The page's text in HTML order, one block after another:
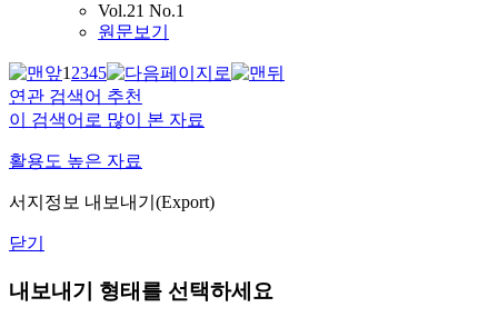
Vol.21 No.1
원문보기
12345
연관 검색어 추천
이 검색어로 많이 본 자료
활용도 높은 자료
서지정보 내보내기(Export)
닫기
내보내기 형태를 선택하세요